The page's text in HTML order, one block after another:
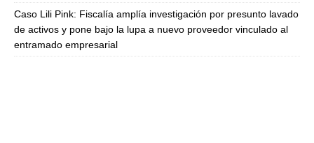
Caso Lili Pink: Fiscalía amplía investigación por presunto lavado
de activos y pone bajo la lupa a nuevo proveedor vinculado al
entramado empresarial